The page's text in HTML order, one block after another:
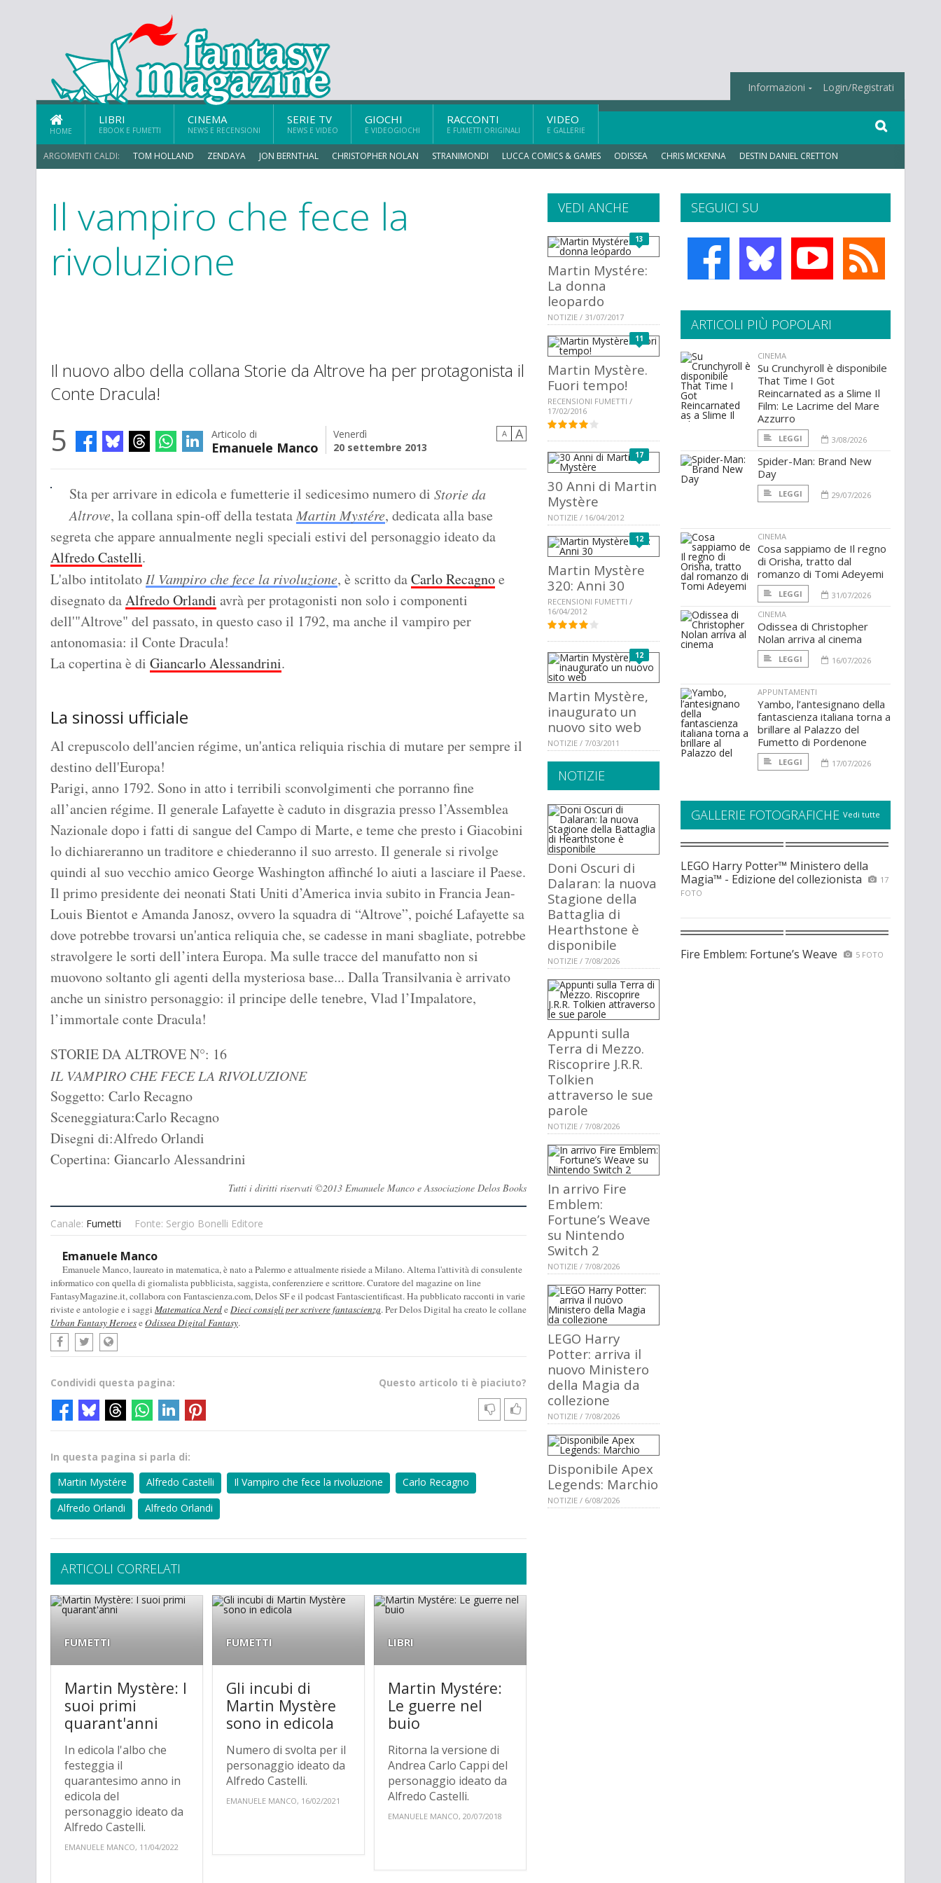
Informazioni Login/Registrati
HOME
LIBRI
EBOOK E FUMETTI
CINEMA
NEWS E RECENSIONI
SERIE TV
NEWS E VIDEO
GIOCHI
E VIDEOGIOCHI
RACCONTI
E FUMETTI ORIGINALI
VIDEO
E GALLERIE
ARGOMENTI CALDI: TOM HOLLAND ZENDAYA JON BERNTHAL CHRISTOPHER NOLAN STRANIMONDI LUCCA COMICS & GAMES ODISSEA CHRIS MCKENNA DESTIN DANIEL CRETTON
ERIK SOMMERS
Il vampiro che fece la
rivoluzione
Il nuovo albo della collana Storie da Altrove ha per protagonista il
Conte Dracula!
5 Articolo di
Emanuele Manco
Venerdì
20 settembre 2013
A A
Sta per arrivare in edicola e fumetterie il sedicesimo numero di Storie da
Altrove, la collana spin-off della testataMartin Mystére, dedicata alla base
segreta che appare annualmente negli speciali estivi del personaggio ideato da
Alfredo Castelli.
L'albo intitolatoIl Vampiro che fece la rivoluzione, è scritto daCarlo Recagnoe
disegnato daAlfredo Orlandi avrà per protagonisti non solo i componenti
dell'"Altrove" del passato, in questo caso il 1792, ma anche il vampiro per
antonomasia: il Conte Dracula!
La copertina è di Giancarlo Alessandrini.
La sinossi ufficiale
Al crepuscolo dell'ancien régime, un'antica reliquia rischia di mutare per sempre il
destino dell'Europa!
Parigi, anno 1792. Sono in atto i terribili sconvolgimenti che porranno fine
all’ancien régime. Il generale Lafayette è caduto in disgrazia presso l’Assemblea
Nazionale dopo i fatti di sangue del Campo di Marte, e teme che presto i Giacobini
lo dichiareranno un traditore e chiederanno il suo arresto. Il generale si rivolge
quindi al suo vecchio amico George Washington affinché lo aiuti a lasciare il Paese.
Il primo presidente dei neonati Stati Uniti d’America invia subito in Francia Jean-
Louis Bientot e Amanda Janosz, ovvero la squadra di “Altrove”, poiché Lafayette sa
dove potrebbe trovarsi un'antica reliquia che, se cadesse in mani sbagliate, potrebbe
stravolgere le sorti dell’intera Europa. Ma sulle tracce del manufatto non si
muovono soltanto gli agenti della mysteriosa base... Dalla Transilvania è arrivato
anche un sinistro personaggio: il principe delle tenebre, Vlad l’Impalatore,
l’immortale conte Dracula!
STORIE DA ALTROVE N°: 16
IL VAMPIRO CHE FECE LA RIVOLUZIONE
Soggetto: Carlo Recagno
Sceneggiatura:Carlo Recagno
Disegni di:Alfredo Orlandi
Copertina: Giancarlo Alessandrini
Tutti i diritti riservati ©2013 Emanuele Manco e Associazione Delos Books
Canale: Fumetti Fonte: Sergio Bonelli Editore
Emanuele Manco
Emanuele Manco, laureato in matematica, è nato a Palermo e attualmente risiede a Milano. Alterna l'attività di consulente
informatico con quella di giornalista pubblicista, saggista, conferenziere e scrittore. Curatore del magazine on line
FantasyMagazine.it, collabora con Fantascienza.com, Delos SF e il podcast Fantascientificast. Ha pubblicato racconti in varie
riviste e antologie e i saggi Matematica NerdeDieci consigli per scrivere fantascienza. Per Delos Digital ha creato le collane
Urban Fantasy HeroeseOdissea Digital Fantasy.
Questo articolo ti è piaciuto?
Condividi questa pagina:
In questa pagina si parla di:
Martin Mystére
Alfredo Castelli Il Vampiro che fece la rivoluzione
Carlo Recagno
Alfredo Orlandi
Alfredo Orlandi
ARTICOLI CORRELATI
FUMETTI
Martin Mystère: I
suoi primi
quarant'anni
In edicola l'albo che
festeggia il
quarantesimo anno in
edicola del
personaggio ideato da
Alfredo Castelli.
EMANUELE MANCO, 11/04/2022
FUMETTI
Gli incubi di
Martin Mystère
sono in edicola
Numero di svolta per il
personaggio ideato da
Alfredo Castelli.
EMANUELE MANCO, 16/02/2021
LIBRI
Martin Mystére:
Le guerre nel
buio
Ritorna la versione di
Andrea Carlo Cappi del
personaggio ideato da
Alfredo Castelli.
EMANUELE MANCO, 20/07/2018
SEGUICI SU
VEDI ANCHE
13
Martin Mystére:
La donna
leopardo
NOTIZIE / 31/07/2017
11
Martin Mystère.
Fuori tempo!
RECENSIONI FUMETTI /
17/02/2016
17
30 Anni di Martin
Mystère
NOTIZIE / 16/04/2012
12
Martin Mystère
320: Anni 30
RECENSIONI FUMETTI /
16/04/2012
12
Martin Mystère,
inaugurato un
nuovo sito web
NOTIZIE / 7/03/2011
NOTIZIE
Doni Oscuri di
Dalaran: la nuova
Stagione della
Battaglia di
Hearthstone è
disponibile
NOTIZIE / 7/08/2026
Appunti sulla
Terra di Mezzo.
Riscoprire J.R.R.
Tolkien
attraverso le sue
parole
NOTIZIE / 7/08/2026
In arrivo Fire
Emblem:
Fortune’s Weave
su Nintendo
Switch 2
NOTIZIE / 7/08/2026
LEGO Harry
Potter: arriva il
nuovo Ministero
della Magia da
collezione
NOTIZIE / 7/08/2026
Disponibile Apex
Legends: Marchio
NOTIZIE / 6/08/2026
ARTICOLI PIÙ POPOLARI
CINEMA
Su Crunchyroll è disponibile
That Time I Got
Reincarnated as a Slime Il
Film: Le Lacrime del Mare
Azzurro
LEGGI 3/08/2026
Spider-Man: Brand New
Day
LEGGI 29/07/2026
CINEMA
Cosa sappiamo de Il regno
di Orisha, tratto dal
romanzo di Tomi Adeyemi
LEGGI
31/07/2026
CINEMA
Odissea di Christopher
Nolan arriva al cinema
LEGGI 16/07/2026
APPUNTAMENTI
Yambo, l’antesignano della
fantascienza italiana torna a
brillare al Palazzo del
Fumetto di Pordenone
LEGGI 17/07/2026
GALLERIE FOTOGRAFICHE Vedi tutte
LEGO Harry Potter™ Ministero della
Magia™ - Edizione del collezionista
17
FOTO
Fire Emblem: Fortune’s Weave 5 FOTO